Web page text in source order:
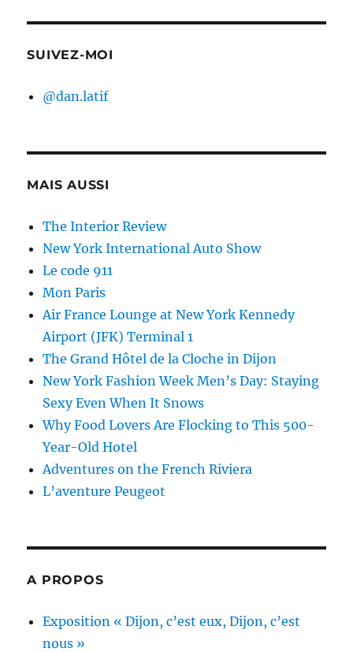
SUIVEZ-MOI
@dan.latif
MAIS AUSSI
The Interior Review
New York International Auto Show
Le code 911
Mon Paris
Air France Lounge at New York Kennedy
Airport (JFK) Terminal 1
The Grand Hôtel de la Cloche in Dijon
New York Fashion Week Men’s Day: Staying
Sexy Even When It Snows
Why Food Lovers Are Flocking to This 500-
Year-Old Hotel
Adventures on the French Riviera
L’aventure Peugeot
A PROPOS
Exposition « Dijon, c’est eux, Dijon, c’est
nous »